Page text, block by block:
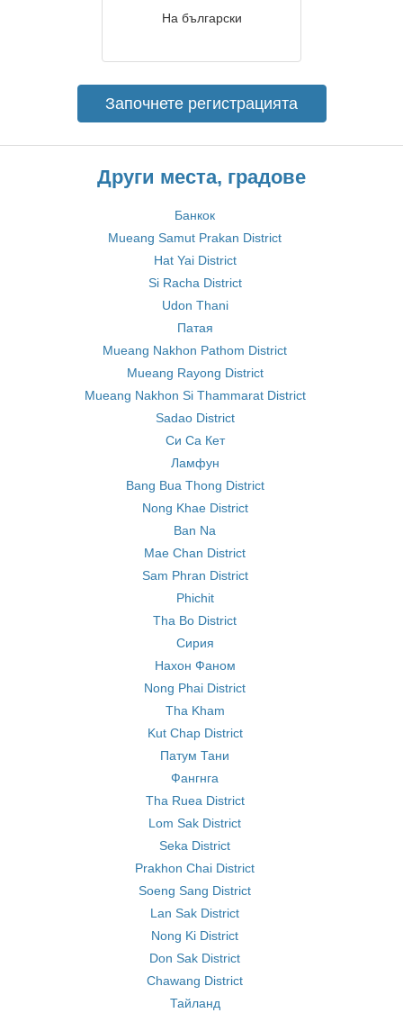
На български
Започнете регистрацията
Други места, градове
Банкок
Mueang Samut Prakan District
Hat Yai District
Si Racha District
Udon Thani
Патая
Mueang Nakhon Pathom District
Mueang Rayong District
Mueang Nakhon Si Thammarat District
Sadao District
Си Са Кет
Ламфун
Bang Bua Thong District
Nong Khae District
Ban Na
Mae Chan District
Sam Phran District
Phichit
Tha Bo District
Сирия
Нахон Фаном
Nong Phai District
Tha Kham
Kut Chap District
Патум Тани
Фангнга
Tha Ruea District
Lom Sak District
Seka District
Prakhon Chai District
Soeng Sang District
Lan Sak District
Nong Ki District
Don Sak District
Chawang District
Тайланд